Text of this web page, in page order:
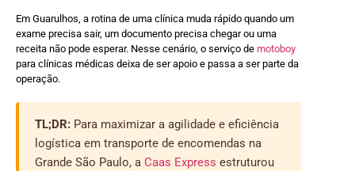
Em Guarulhos, a rotina de uma clínica muda rápido quando um
exame precisa sair, um documento precisa chegar ou uma
receita não pode esperar. Nesse cenário, o serviço de motoboy
para clínicas médicas deixa de ser apoio e passa a ser parte da
operação.
TL;DR: Para maximizar a agilidade e eficiência
logística em transporte de encomendas na
Grande São Paulo, a Caas Express estruturou